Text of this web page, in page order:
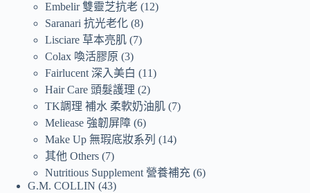
Embelir 雙靈芝抗老 12
Saranari 抗光老化 8
Lisciare 草本亮肌 7
Colax 喚活膠原 3
Fairlucent 深入美白
11
Hair Care 頭髮護理
2
TK調理 補水 柔軟奶油肌 7
Meliease 強韌屏障 6
Make Up 無瑕底妝系列
14
其他 Others 7
Nutritious Supplement 營養補充 6
G.M. COLLIN 43